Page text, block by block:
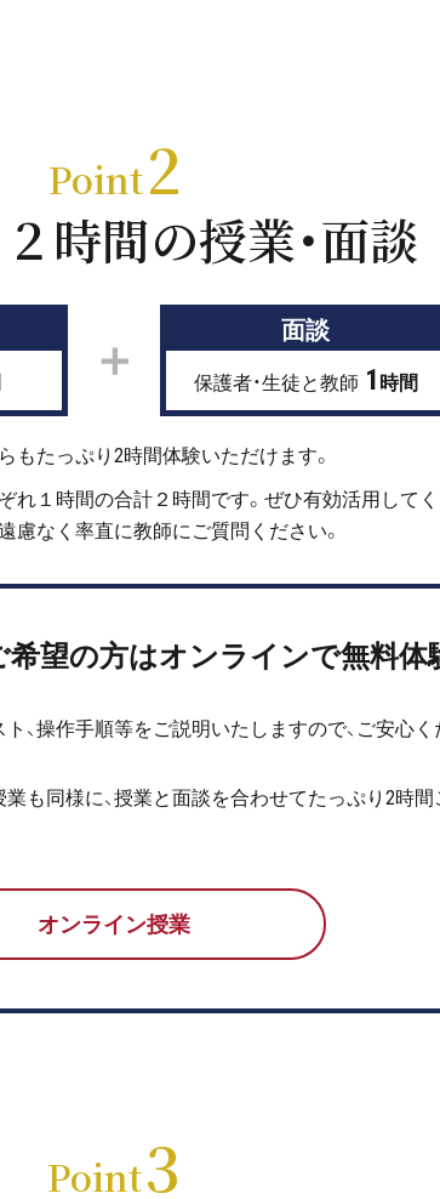
Point2
時間の授業・面談
＋
面談
保護者・生徒と教師 1 時間
もたっぷり2時間体験いただけます。
れ１時間の合計２時間です。ぜひ有効活用してく
慮なく率直に教師にご質問ください。
望の方はオンラインで無料体
、操作手順等をご説明いたしますので、ご安心く
も同様に、授業と面談を合わせてたっぷり2時間
オンライン授業
Point3